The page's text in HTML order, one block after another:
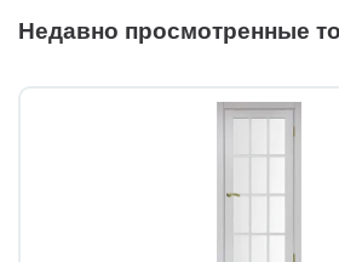
Недавно просмотренные